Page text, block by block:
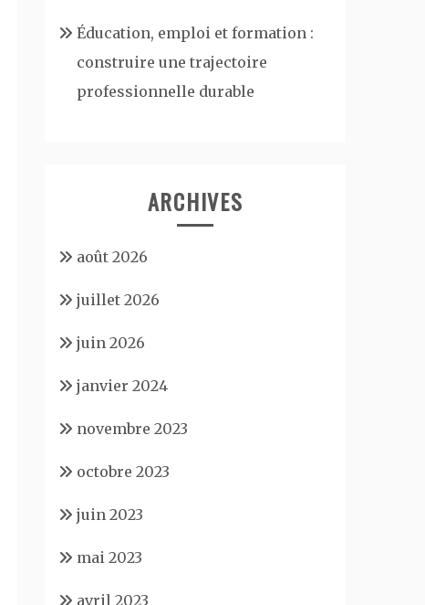
Éducation, emploi et formation :
construire une trajectoire
professionnelle durable
ARCHIVES
août 2026
juillet 2026
juin 2026
janvier 2024
novembre 2023
octobre 2023
juin 2023
mai 2023
avril 2023